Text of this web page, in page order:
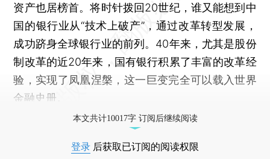
资产也居榜首。将时针拨回20世纪，谁又能想到中
国的银行业从“技术上破产”，通过改革转型发展，
成功跻身全球银行业的前列。40年来，尤其是股份
制改革的近20年来，国有银行积累了丰富的改革经
验，实现了凤凰涅槃，这一巨变完全可以载入世界
金融史册。
本文共计10017字 订阅后继续阅读
登录 后获取已订阅的阅读权限